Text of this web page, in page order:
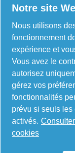
Via Selva
Maggiore,
Contact us
Notre site
Nous utilisons
fonctionnement
expérience et
Vous avez le
autorisez
gérez vos
fonctionnalités
prévu si seuls
activés.
cookies